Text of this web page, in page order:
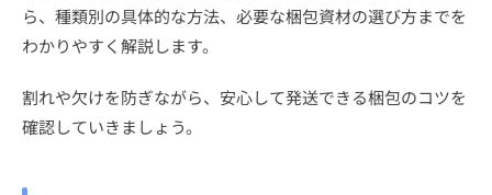
ら、種類別の具体的な方法、必要な梱包資材の選び方までを
わかりやすく解説します。
割れや欠けを防ぎながら、安心して発送できる梱包のコツを
確認していきましょう。